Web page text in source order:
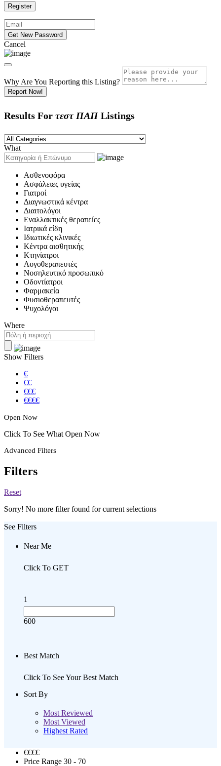
Cancel
Why Are You Reporting this Listing?
Report Now!
Results For τεστ ΠΑΠ Listings
What
Ασθενοφόρα
Ασφάλειες υγείας
Γιατροί
Διαγνωστικά κέντρα
Διαιτολόγοι
Εναλλακτικές θεραπείες
Ιατρικά είδη
Ιδιωτικές κλινικές
Κέντρα αισθητικής
Κτηνίατροι
Λογοθεραπευτές
Νοσηλευτικό προσωπικό
Οδοντίατροι
Φαρμακεία
Φυσιοθεραπευτές
Ψυχολόγοι
Where
Show Filters
€
€€
€€€
€€€€
Open Now
Click To See What Open Now
Advanced Filters
Filters
Reset
Sorry! No more filter found for current selections
See Filters
Near Me
Click To GET
1
600
Best Match
Click To See Your Best Match
Sort By
Most Reviewed
Most Viewed
Highest Rated
€€€€
Price Range 30 - 70